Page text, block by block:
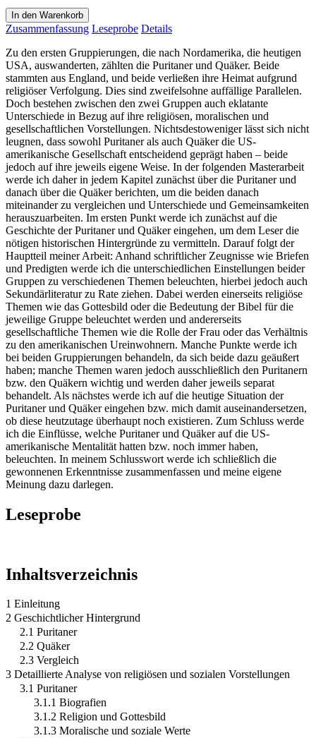
In den Warenkorb
Zusammenfassung Leseprobe Details
Zu den ersten Gruppierungen, die nach Nordamerika, die heutigen
USA, auswanderten, zählten die Puritaner und Quäker. Beide
stammten aus England, und beide verließen ihre Heimat aufgrund
religiöser Verfolgung. Dies sind zweifelsohne auffällige Parallelen.
Doch bestehen zwischen den zwei Gruppen auch eklatante
Unterschiede in Bezug auf ihre religiösen, moralischen und
gesellschaftlichen Vorstellungen. Nichtsdestoweniger lässt sich nicht
leugnen, dass sowohl Puritaner als auch Quäker die US-
amerikanische Gesellschaft entscheidend geprägt haben – beide
jedoch auf ihre jeweils eigene Weise. In der folgenden Masterarbeit
werde ich daher in jedem Kapitel zunächst über die Puritaner und
danach über die Quäker berichten, um die beiden danach
miteinander zu vergleichen und Unterschiede und Gemeinsamkeiten
herauszuarbeiten. Im ersten Punkt werde ich zunächst auf die
Geschichte der Puritaner und Quäker eingehen, um dem Leser die
nötigen historischen Hintergründe zu vermitteln. Darauf folgt der
Hauptteil meiner Arbeit: Anhand schriftlicher Zeugnisse wie Briefen
und Predigten werde ich die unterschiedlichen Einstellungen beider
Gruppen zu verschiedenen Themen beleuchten, hierbei jedoch auch
Sekundärliteratur zu Rate ziehen. Dabei werden einerseits religiöse
Themen wie das Gottesbild oder die Bedeutung der Bibel für die
jeweilige Gruppe beleuchtet werden und andererseits
gesellschaftliche Themen wie die Rolle der Frau oder das Verhältnis
zu den amerikanischen Ureinwohnern. Manche Punkte werde ich
bei beiden Gruppierungen behandeln, da sich beide dazu geäußert
haben; manche Themen waren jedoch ausschließlich den Puritanern
bzw. den Quäkern wichtig und werden daher jeweils separat
behandelt. Als nächstes werde ich auf die heutige Situation der
Puritaner und Quäker eingehen bzw. mich damit auseinandersetzen,
ob diese heutzutage überhaupt noch existieren. Zum Schluss werde
ich die Einflüsse, welche Puritaner und Quäker auf die US-
amerikanische Mentalität hatten bzw. noch immer haben,
beleuchten. In meinem Schlusswort werde ich schließlich die
gewonnenen Erkenntnisse zusammenfassen und meine eigene
Meinung dazu darlegen.
Leseprobe
Inhaltsverzeichnis
1 Einleitung
2 Geschichtlicher Hintergrund
2.1 Puritaner
2.2 Quäker
2.3 Vergleich
3 Detaillierte Analyse von religiösen und sozialen Vorstellungen
3.1 Puritaner
3.1.1 Biografien
3.1.2 Religion und Gottesbild
3.1.3 Moralische und soziale Werte